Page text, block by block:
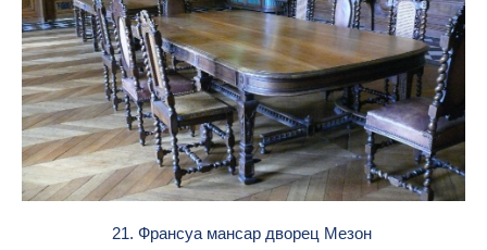
21. Франсуа мансар дворец Мезон